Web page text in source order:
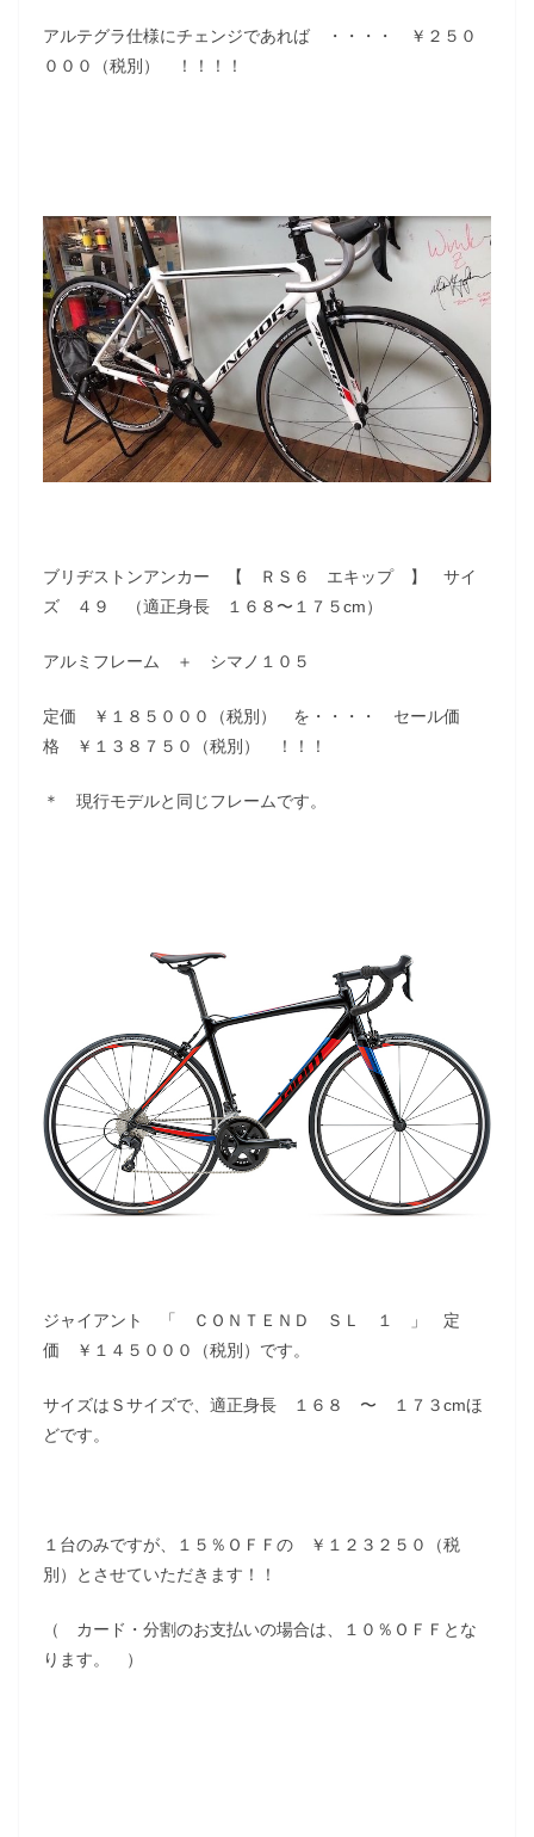
アルテグラ仕様にチェンジであれば ・・・・ ￥２５０
０００（税別） ！！！！
ブリヂストンアンカー 【 ＲＳ６ エキップ 】 サイ
ズ ４９ （適正身長 １６８〜１７５cm）
アルミフレーム ＋ シマノ１０５
定価 ￥１８５０００（税別） を・・・・ セール価
格 ￥１３８７５０（税別） ！！！
＊ 現行モデルと同じフレームです。
ジャイアント 「 ＣＯＮＴＥＮＤ ＳＬ １ 」 定
価 ￥１４５０００（税別）です。
サイズはＳサイズで、適正身長 １６８ 〜 １７３cmほ
どです。
１台のみですが、１５％ＯＦＦの ￥１２３２５０（税
別）とさせていただきます！！
（ カード・分割のお支払いの場合は、１０％ＯＦＦとな
ります。 ）